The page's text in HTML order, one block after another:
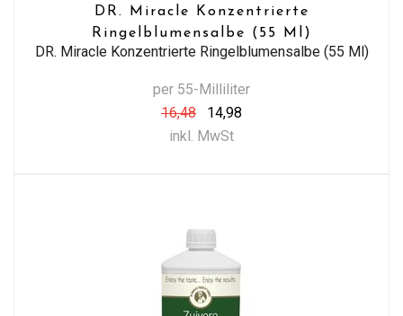
DR. Miracle Konzentrierte
Ringelblumensalbe (55 Ml)
DR. Miracle Konzentrierte Ringelblumensalbe (55 Ml)
per 55-Milliliter
16,48
14,98
inkl. MwSt